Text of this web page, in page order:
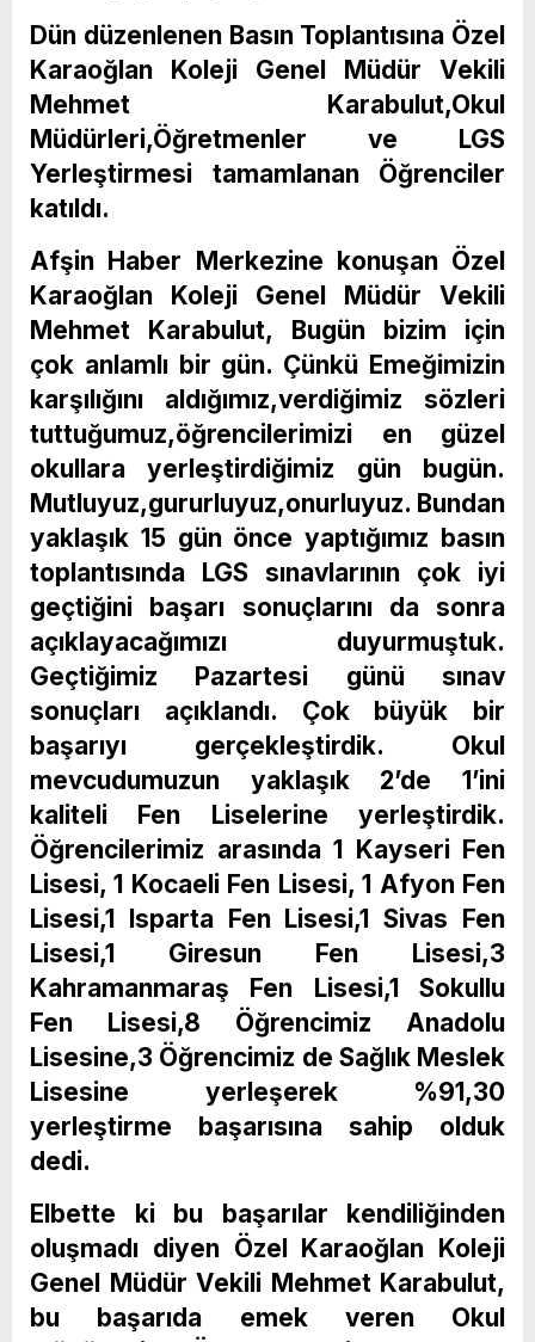
Dün düzenlenen Basın Toplantısına Özel
Karaoğlan Koleji Genel Müdür Vekili
Mehmet Karabulut,Okul
Müdürleri,Öğretmenler ve LGS
Yerleştirmesi tamamlanan Öğrenciler
katıldı.
Afşin Haber Merkezine konuşan Özel
Karaoğlan Koleji Genel Müdür Vekili
Mehmet Karabulut, Bugün bizim için
çok anlamlı bir gün. Çünkü Emeğimizin
karşılığını aldığımız,verdiğimiz sözleri
tuttuğumuz,öğrencilerimizi en güzel
okullara yerleştirdiğimiz gün bugün.
Mutluyuz,gururluyuz,onurluyuz. Bundan
yaklaşık 15 gün önce yaptığımız basın
toplantısında LGS sınavlarının çok iyi
geçtiğini başarı sonuçlarını da sonra
açıklayacağımızı duyurmuştuk.
Geçtiğimiz Pazartesi günü sınav
sonuçları açıklandı. Çok büyük bir
başarıyı gerçekleştirdik. Okul
mevcudumuzun yaklaşık 2’de 1’ini
kaliteli Fen Liselerine yerleştirdik.
Öğrencilerimiz arasında 1 Kayseri Fen
Lisesi, 1 Kocaeli Fen Lisesi, 1 Afyon Fen
Lisesi,1 Isparta Fen Lisesi,1 Sivas Fen
Lisesi,1 Giresun Fen Lisesi,3
Kahramanmaraş Fen Lisesi,1 Sokullu
Fen Lisesi,8 Öğrencimiz Anadolu
Lisesine,3 Öğrencimiz de Sağlık Meslek
Lisesine yerleşerek %91,30
yerleştirme başarısına sahip olduk
dedi.
Elbette ki bu başarılar kendiliğinden
oluşmadı diyen Özel Karaoğlan Koleji
Genel Müdür Vekili Mehmet Karabulut,
bu başarıda emek veren Okul